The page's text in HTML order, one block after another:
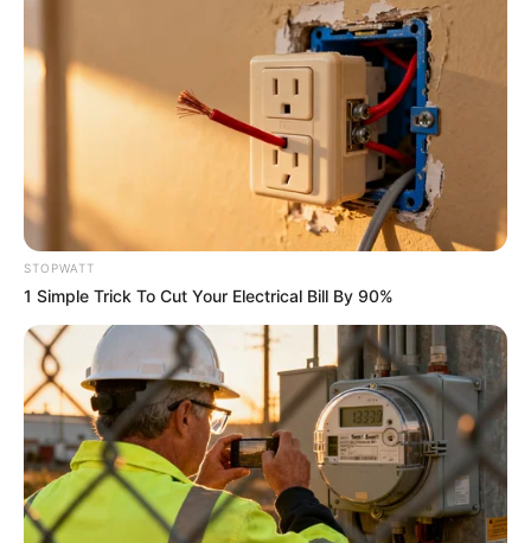
นักเขียน
กองบรรณาธิการ
เนื้อหาที่ได้รับการโปรโมต
STOPWATT
1 Simple Trick To Cut Your Electrical Bill By 90%